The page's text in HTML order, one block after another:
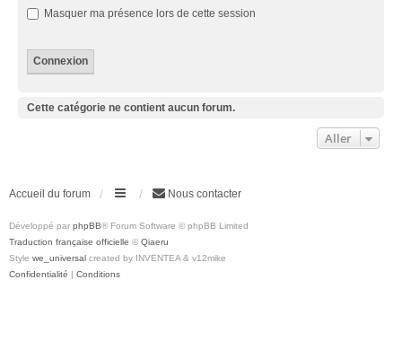
Masquer ma présence lors de cette session
Cette catégorie ne contient aucun forum.
Aller
Accueil du forum Nous contacter
Développé par phpBB® Forum Software © phpBB Limited
Traduction française officielle © Qiaeru
Style we_universal created by INVENTEA & v12mike
Confidentialité | Conditions